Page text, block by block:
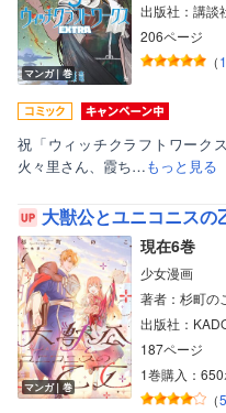
マンガ｜巻
出版社：講談
206ページ
（1
祝「ウィッチクラフトワーク
火々里さん、霞ち…もっと見る
大獣公とユニコニスの
マンガ｜巻
現在6巻
少女漫画
著者：杉町の
出版社：
187ページ
1巻購入：650
（